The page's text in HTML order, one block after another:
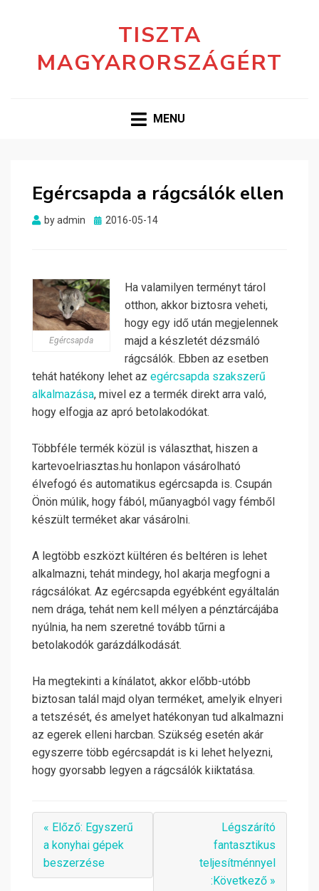
TISZTA
MAGYARORSZÁGÉRT
MENU
Egércsapda a rágcsálók ellen
byadmin
Posted
2016-05-14
Egércsapda
Ha valamilyen terményt tárol
otthon, akkor biztosra veheti,
hogy egy idő után megjelennek
majd a készletét dézsmáló
rágcsálók. Ebben az esetben
tehát hatékony lehet az egércsapda szakszerű
alkalmazása, mivel ez a termék direkt arra való,
hogy elfogja az apró betolakodókat.
Többféle termék közül is választhat, hiszen a
kartevoelriasztas.hu honlapon vásárolható
élvefogó és automatikus egércsapda is. Csupán
Önön múlik, hogy fából, műanyagból vagy fémből
készült terméket akar vásárolni.
A legtöbb eszközt kültéren és beltéren is lehet
alkalmazni, tehát mindegy, hol akarja megfogni a
rágcsálókat. Az egércsapda egyébként egyáltalán
nem drága, tehát nem kell mélyen a pénztárcájába
nyúlnia, ha nem szeretné tovább tűrni a
betolakodók garázdálkodását.
Ha megtekinti a kínálatot, akkor előbb-utóbb
biztosan talál majd olyan terméket, amelyik elnyeri
a tetszését, és amelyet hatékonyan tud alkalmazni
az egerek elleni harcban. Szükség esetén akár
egyszerre több egércsapdát is ki lehet helyezni,
hogy gyorsabb legyen a rágcsálók kiiktatása.
« Előző: Egyszerű
a konyhai gépek
beszerzése
Légszárító
fantasztikus
teljesítménnyel
:Következő »